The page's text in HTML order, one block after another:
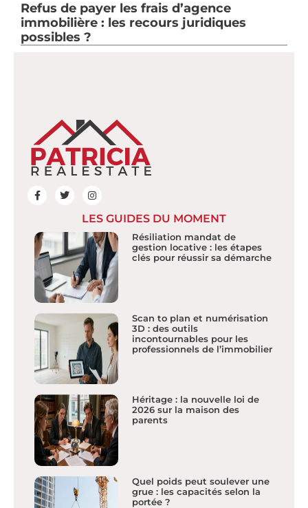
Refus de payer les frais d’agence
immobilière : les recours juridiques
possibles ?
LES GUIDES DU MOMENT
Résiliation mandat de
gestion locative : les étapes
clés pour réussir sa démarche
Scan to plan et numérisation
3D : des outils
incontournables pour les
professionnels de l’immobilier
Héritage : la nouvelle loi de
2026 sur la maison des
parents
Quel poids peut soulever une
grue : les capacités selon la
portée ?